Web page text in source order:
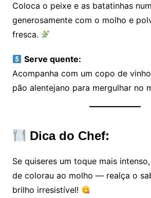
Coloca o peixe e as batatinhas
generosamente com o molho e
fresca.
Serve quente:
Acompanha com um copo de
pão alentejano para mergulhar no
Dica do Chef:
Se quiseres um toque mais
de colorau ao molho — realça o
brilho irresistível!